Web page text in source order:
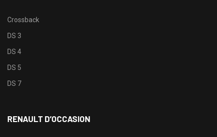
Crossback
DS 3
DS 4
DS 5
DS 7
RENAULT D’OCCASION